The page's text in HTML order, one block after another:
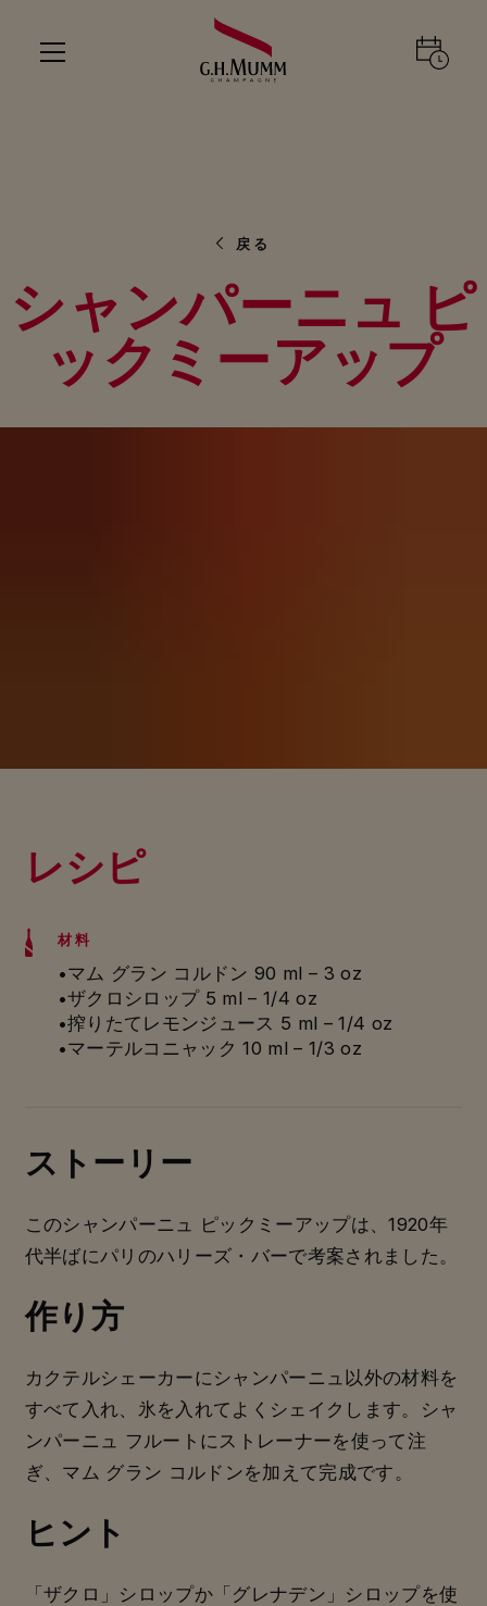
戻る
シャンパーニュ ピ
ックミーアップ
レシピ
材料
•マム グラン コルドン 90 ml – 3 oz
•ザクロシロップ 5 ml – 1/4 oz
•搾りたてレモンジュース 5 ml – 1/4 oz
•マーテルコニャック 10 ml – 1/3 oz
ストーリー
このシャンパーニュ ピックミーアップは、1920年
代半ばにパリのハリーズ・バーで考案されました。
作り方
カクテルシェーカーにシャンパーニュ以外の材料を
すべて入れ、氷を入れてよくシェイクします。シャ
ンパーニュ フルートにストレーナーを使って注
ぎ、マム グラン コルドンを加えて完成です。
ヒント
「ザクロ」シロップか「グレナデン」シロップを使